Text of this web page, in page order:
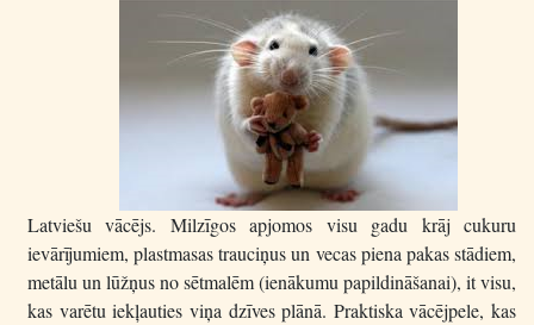
Latviešu vācējs. Milzīgos apjomos visu gadu krāj cukuru
ievārījumiem, plastmasas trauciņus un vecas piena pakas stādiem,
metālu un lūžņus no sētmalēm (ienākumu papildināšanai), it visu,
kas varētu iekļauties viņa dzīves plānā. Praktiska vācējpele, kas